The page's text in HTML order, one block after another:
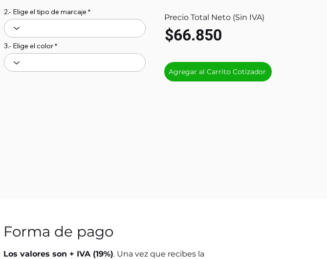
2.- Elige el tipo de marcaje
3.- Elige el color
Precio Total Neto (Sin IVA)
$66.850
Agregar al Carrito Cotizador
Forma de pago
Los valores son + IVA (19%). Una vez que recibes la